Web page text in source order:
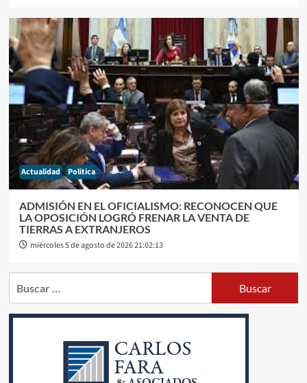
Actualidad Politica
ADMISIÓN EN EL OFICIALISMO: RECONOCEN QUE
LA OPOSICIÓN LOGRÓ FRENAR LA VENTA DE
TIERRAS A EXTRANJEROS
miércoles 5 de agosto de 2026 21:02:13